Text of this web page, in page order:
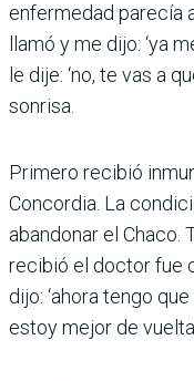
enfermedad parecía
llamó y me dijo: ‘ya
le dije: ‘no, te vas a
sonrisa.
Primero recibió
Concordia. La
abandonar el Chaco.
recibió el doctor fue
dijo: ‘ahora tengo
estoy mejor de